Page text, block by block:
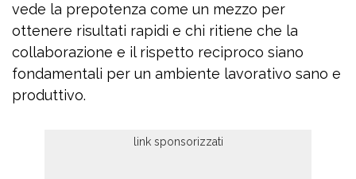
vede la prepotenza come un mezzo per
ottenere risultati rapidi e chi ritiene che la
collaborazione e il rispetto reciproco siano
fondamentali per un ambiente lavorativo sano e
produttivo.